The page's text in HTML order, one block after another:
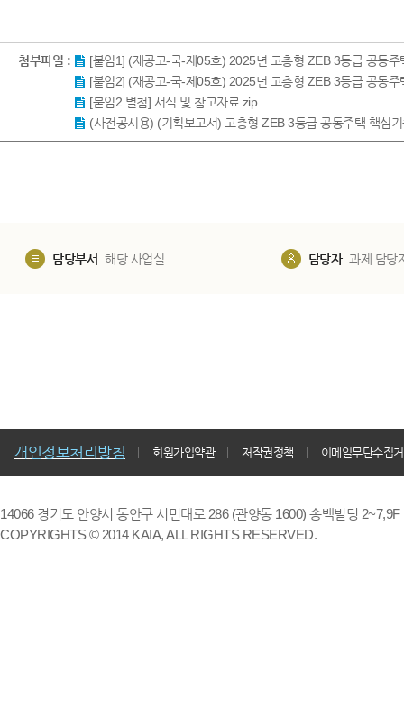
첨부파일 :
[붙임1] (재공고-국-제05호) 2025년 고층형 ZEB 3등급 공동
[붙임2] (재공고-국-제05호) 2025년 고층형 ZEB 3등급 공동
[붙임2 별첨] 서식 및 참고자료.zip
(사전공시용) (기획보고서) 고층형 ZEB 3등급 공동주택 핵심
담당부서 해당 사업실 담당자 과제 담당
개인정보처리방침 회원가입약관 저작권정책 이메일무단수집
14066 경기도 안양시 동안구 시민대로 286 (관양동 1600) 송백빌딩
COPYRIGHTS © 2014 KAIA, ALL RIGHTS RESERVED.